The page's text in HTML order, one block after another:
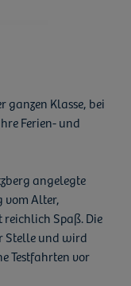
ganzen Klasse, bei
Ferien- und
angelegte
vom Alter,
Spaß. Die
Stelle und wird
Testfahrten vor